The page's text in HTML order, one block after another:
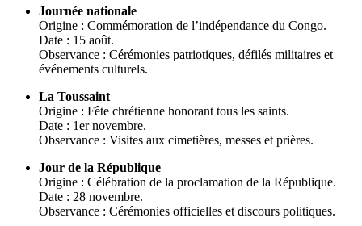
Journée nationale
Origine : Commémoration de l’indépendance du Congo.
Date : 15 août.
Observance : Cérémonies patriotiques, défilés militaires et
événements culturels.
La Toussaint
Origine : Fête chrétienne honorant tous les saints.
Date : 1er novembre.
Observance : Visites aux cimetières, messes et prières.
Jour de la République
Origine : Célébration de la proclamation de la République.
Date : 28 novembre.
Observance : Cérémonies officielles et discours politiques.